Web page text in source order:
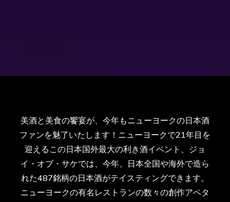
美酒と美食の饗宴が、今年もニューヨークの日本酒
ファンを魅了いたします！ニューヨークで21年目を
迎えるこの日本国外最大の利き酒イベント、ジョ
イ・オブ・サケでは、今年、日本全国や海外で造ら
れた487銘柄の日本酒がテイスティングできます。
ニューヨークの有名レストランの数々の創作アペタ